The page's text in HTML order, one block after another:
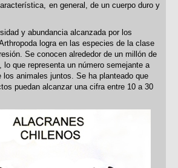
en general, de un cuerpo duro y
y abundancia alcanzada por los
logra en las especies de la clase
Se conocen alrededor de un millón de
que representa un número semejante a
animales juntos. Se ha planteado que
puedan alcanzar una cifra entre 10 a 30